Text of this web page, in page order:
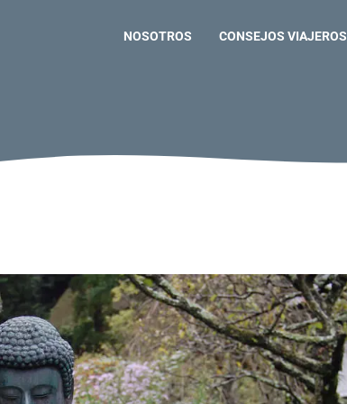
NOSOTROS CONSEJOS VIAJEROS